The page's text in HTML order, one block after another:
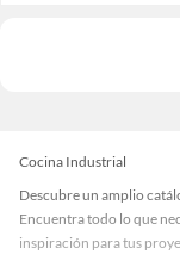
Cocina Industrial
Descubre un amplio
Encuentra todo lo que
inspiración para tus